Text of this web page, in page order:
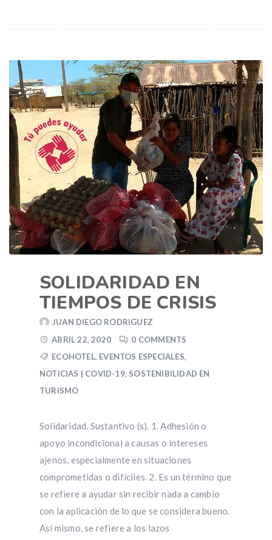
SOLIDARIDAD EN
TIEMPOS DE CRISIS
JUAN DIEGO RODRIGUEZ
ABRIL 22, 2020
0 COMMENTS
ECOHOTEL, EVENTOS ESPECIALES,
NOTICIAS | COVID-19, SOSTENIBILIDAD EN
TURISMO
Solidaridad. Sustantivo (s). 1. Adhesión o
apoyo incondicional a causas o intereses
ajenos, especialmente en situaciones
comprometidas o difíciles. 2. Es un término que
se refiere a ayudar sin recibir nada a cambio
con la aplicación de lo que se considera bueno.​
Así mismo, se refiere a los lazos